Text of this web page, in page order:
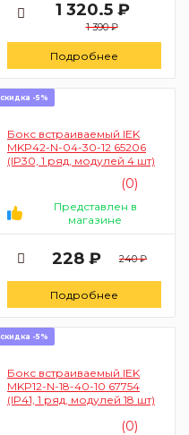
1 320.5 ₽
1 390 ₽
Подробнее
скидка -5%
Бокс встраиваемый IEK
MKP42-N-04-30-12 65206
(IP30, 1 ряд, модулей 4 шт)
(0)
Представлен в
магазине
228 ₽ 240 ₽
Подробнее
скидка -5%
Бокс встраиваемый IEK
MKP12-N-18-40-10 67754
(IP41, 1 ряд, модулей 18 шт)
(0)